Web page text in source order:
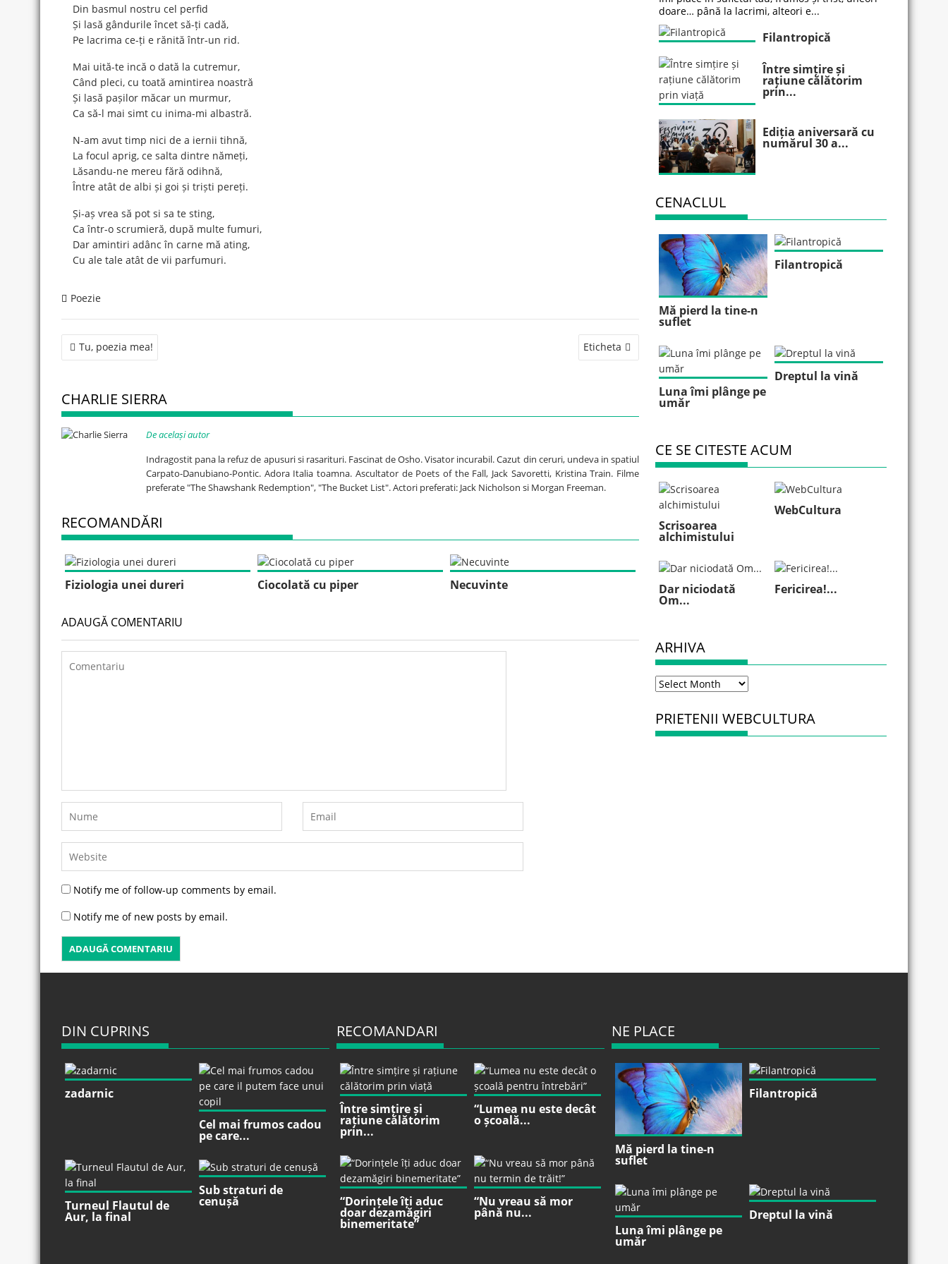
Din basmul nostru cel perfid
Și lasă gândurile încet să-ți cadă,
Pe lacrima ce-ți e rănită într-un rid.
Mai uită-te incă o dată la cutremur,
Când pleci, cu toată amintirea noastră
Și lasă pașilor măcar un murmur,
Ca să-l mai simt cu inima-mi albastră.
N-am avut timp nici de a iernii tihnă,
La focul aprig, ce salta dintre nămeți,
Lăsandu-ne mereu fără odihnă,
Între atât de albi și goi și triști pereți.
Și-aș vrea să pot si sa te sting,
Ca într-o scrumieră, după multe fumuri,
Dar amintiri adânc în carne mă ating,
Cu ale tale atât de vii parfumuri.
Poezie
Post
navigation
Tu, poezia mea! Eticheta
CHARLIE SIERRA
De același autor
Indragostit pana la refuz de apusuri si rasarituri. Fascinat de Osho. Visator incurabil. Cazut din ceruri, undeva in spatiul
Carpato-Danubiano-Pontic. Adora Italia toamna. Ascultator de Poets of the Fall, Jack Savoretti, Kristina Train. Filme
preferate "The Shawshank Redemption", "The Bucket List". Actori preferati: Jack Nicholson si Morgan Freeman.
RECOMANDĂRI
Fiziologia unei dureri Ciocolată cu piper Necuvinte
ADAUGĂ COMENTARIU
Notify me of follow-up comments by email.
Notify me of new posts by email.
doare… până la lacrimi, alteori e...
Filantropică
Între simțire și
rațiune călătorim
prin...
Ediția aniversară cu
numărul 30 a...
CENACLUL
Mă pierd la tine-n
suflet
Filantropică
Luna îmi plânge pe
umăr
Dreptul la vină
CE SE CITESTE ACUM
Scrisoarea
alchimistului
WebCultura
Dar niciodată
Om...
Fericirea!...
ARHIVA
Arhiva
PRIETENII WEBCULTURA
DIN CUPRINS
zadarnic
Cel mai frumos cadou
pe care...
Turneul Flautul de
Aur, la final
Sub straturi de
cenușă
RECOMANDARI
Între simțire și
rațiune călătorim
prin...
“Lumea nu este decât
o școală...
“Dorințele îți aduc
doar dezamăgiri
binemeritate”
“Nu vreau să mor
până nu...
NE PLACE
Mă pierd la tine-n
suflet
Filantropică
Luna îmi plânge pe
umăr
Dreptul la vină